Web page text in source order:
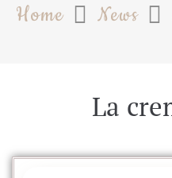
Home News
La